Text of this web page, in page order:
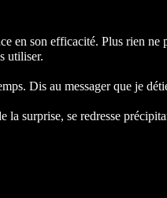
en son efficacité. Plus rien
utiliser.
Dis au messager que je
la surprise, se redresse